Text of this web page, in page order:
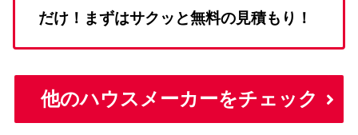
だけ！まずはサクッと無料の見積もり！
他のハウスメーカーをチェック